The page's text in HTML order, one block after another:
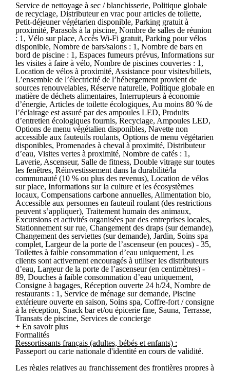
Service de nettoyage à sec / blanchisserie, Politique globale
de recyclage, Distributeur en vrac pour articles de toilette,
Petit-déjeuner végétarien disponible, Parking gratuit à
proximité, Parasols à la piscine, Nombre de salles de réunion
: 1, Vélo sur place, Accès Wi-Fi gratuit, Parking pour vélos
disponible, Nombre de bars/salons : 1, Nombre de bars en
bord de piscine : 1, Espaces fumeurs prévus, Informations sur
les visites à faire à vélo, Nombre de piscines couvertes : 1,
Location de vélos à proximité, Assistance pour visites/billets,
L’ensemble de l’électricité de l’hébergement provient de
sources renouvelables, Réserve naturelle, Politique globale en
matière de déchets alimentaires, Interrupteurs à économie
d’énergie, Articles de toilette écologiques, Au moins 80 % de
l’éclairage est assuré par des ampoules LED, Produits
d’entretien écologiques fournis, Recyclage, Ampoules LED,
Options de menu végétalien disponibles, Navette non
accessible aux fauteuils roulants, Options de menu végétarien
disponibles, Promenades à cheval à proximité, Distributeur
d’eau, Visites vertes à proximité, Nombre de cafés : 1,
Laverie, Ascenseur, Salle de fitness, Double vitrage sur toutes
les fenêtres, Réinvestissement dans la durabilité/la
communauté (10 % ou plus des revenus), Location de vélos
sur place, Informations sur la culture et les écosystèmes
locaux, Compensations carbone annuelles, Alimentation bio,
Accessible aux personnes en fauteuil roulant (des restrictions
peuvent s’appliquer), Traitement humain des animaux,
Excursions et activités organisées par des entreprises locales,
Stationnement sur rue, Changement des draps (sur demande),
Changement des serviettes (sur demande), Jardin, Soins spa
complet, Largeur de la porte de l’ascenseur (en pouces) - 35,
Toilettes à faible consommation d’eau uniquement, Les
clients sont activement encouragés à utiliser les distributeurs
d’eau, Largeur de la porte de l’ascenseur (en centimètres) -
89, Douches à faible consommation d’eau uniquement,
Consigne à bagages, Réception ouverte 24 h/24, Nombre de
restaurants : 1, Service de ménage sur demande, Piscine
extérieure ouverte en saison, Soins spa, Coffre-fort / consigne
à la réception, Snack bar et/ou épicerie fine, Sauna, Terrasse,
Transats de piscine, Services de concierge
+ En savoir plus
Formalités
Ressortissants français (adultes, bébés et enfants) :
Passeport ou carte nationale d'identité en cours de validité.
Les règles relatives au franchissement des frontières propres à